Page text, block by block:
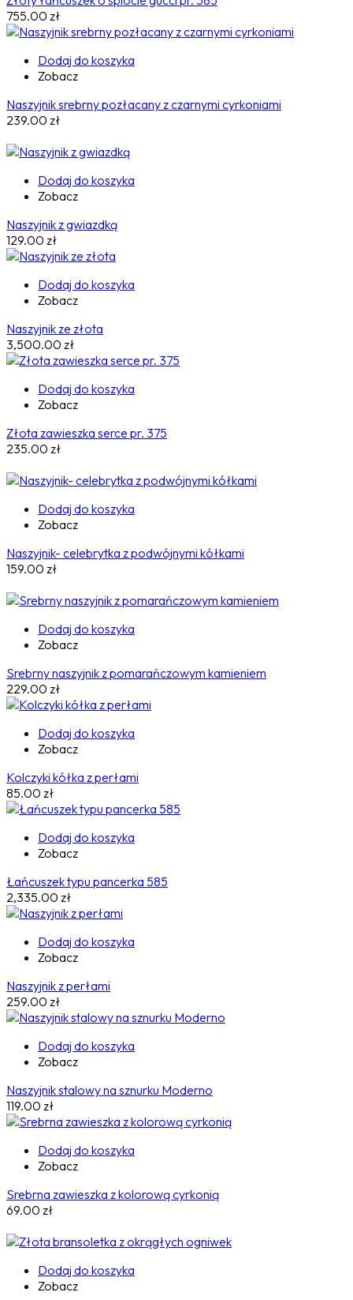
755.00 zł
Dodaj do koszyka
Zobacz
Naszyjnik srebrny pozłacany z czarnymi cyrkoniami
239.00 zł
Dodaj do koszyka
Zobacz
Naszyjnik z gwiazdką
129.00 zł
Dodaj do koszyka
Zobacz
Naszyjnik ze złota
3,500.00 zł
Dodaj do koszyka
Zobacz
Złota zawieszka serce pr. 375
235.00 zł
Dodaj do koszyka
Zobacz
Naszyjnik- celebrytka z podwójnymi kółkami
159.00 zł
Dodaj do koszyka
Zobacz
Srebrny naszyjnik z pomarańczowym kamieniem
229.00 zł
Dodaj do koszyka
Zobacz
Kolczyki kółka z perłami
85.00 zł
Dodaj do koszyka
Zobacz
Łańcuszek typu pancerka 585
2,335.00 zł
Dodaj do koszyka
Zobacz
Naszyjnik z perłami
259.00 zł
Dodaj do koszyka
Zobacz
Naszyjnik stalowy na sznurku Moderno
119.00 zł
Dodaj do koszyka
Zobacz
Srebrna zawieszka z kolorową cyrkonią
69.00 zł
Dodaj do koszyka
Zobacz